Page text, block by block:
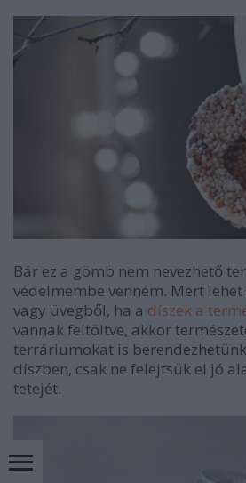
Bár ez a gömb nem nevezhető
védelmembe venném. Mert
vagy üvegből, ha a díszek a
vannak feltöltve, akkor
terráriumokat is
díszben, csak ne felejtsük el jó
tetejét.